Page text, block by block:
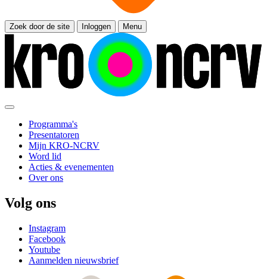
Zoek door de site Inloggen Menu
Programma's
Presentatoren
Mijn KRO-NCRV
Word lid
Acties & evenementen
Over ons
Volg ons
Instagram
Facebook
Youtube
Aanmelden nieuwsbrief